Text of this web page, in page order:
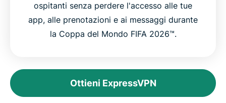
ospitanti senza perdere l'accesso alle tue
app, alle prenotazioni e ai messaggi durante
la Coppa del Mondo FIFA 2026™.
Ottieni ExpressVPN